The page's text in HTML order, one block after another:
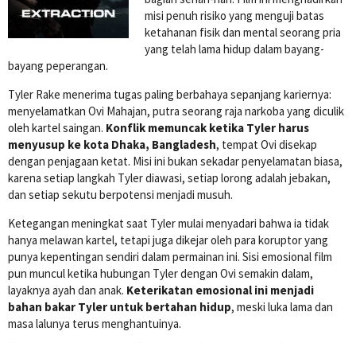
misi penuh risiko yang menguji batas
ketahanan fisik dan mental seorang pria
yang telah lama hidup dalam bayang-
bayang peperangan.
Tyler Rake menerima tugas paling berbahaya sepanjang kariernya:
menyelamatkan Ovi Mahajan, putra seorang raja narkoba yang diculik
oleh kartel saingan. Konflik memuncak ketika Tyler harus
menyusup ke kota Dhaka, Bangladesh, tempat Ovi disekap
dengan penjagaan ketat. Misi ini bukan sekadar penyelamatan biasa,
karena setiap langkah Tyler diawasi, setiap lorong adalah jebakan,
dan setiap sekutu berpotensi menjadi musuh.
Ketegangan meningkat saat Tyler mulai menyadari bahwa ia tidak
hanya melawan kartel, tetapi juga dikejar oleh para koruptor yang
punya kepentingan sendiri dalam permainan ini. Sisi emosional film
pun muncul ketika hubungan Tyler dengan Ovi semakin dalam,
layaknya ayah dan anak. Keterikatan emosional ini menjadi
bahan bakar Tyler untuk bertahan hidup, meski luka lama dan
masa lalunya terus menghantuinya.